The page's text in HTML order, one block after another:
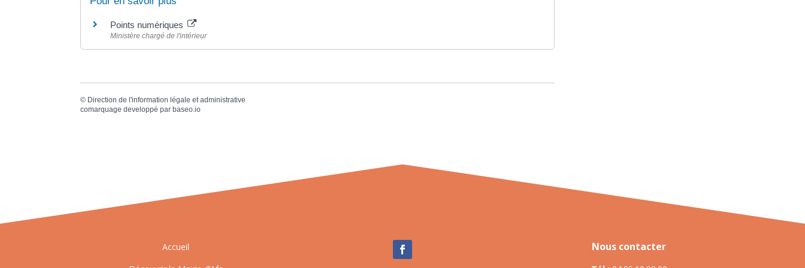
Points numériques
Ministère chargé de l'intérieur
© Direction de l'information légale et administrative
comarquage developpé par baseo.io
Accueil
Nous contacter